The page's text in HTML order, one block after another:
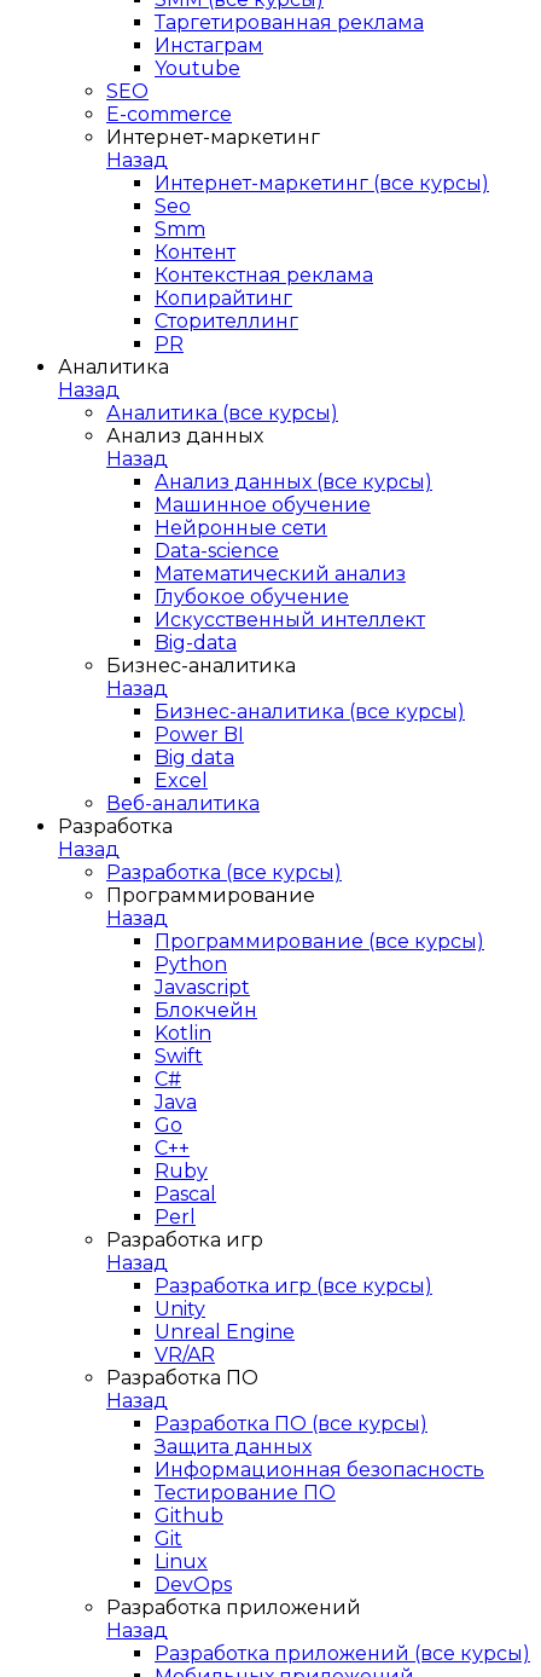
Таргетированная реклама
Инстаграм
Youtube
SEO
E-сommerce
Интернет-маркетинг
Назад
Интернет-маркетинг (все курсы)
Seo
Smm
Контент
Контекстная реклама
Копирайтинг
Сторителлинг
PR
Аналитика
Назад
Аналитика (все курсы)
Анализ данных
Назад
Анализ данных (все курсы)
Машинное обучение
Нейронные сети
Data-science
Математический анализ
Глубокое обучение
Искусственный интеллект
Big-data
Бизнес-аналитика
Назад
Бизнес-аналитика (все курсы)
Power BI
Big data
Excel
Веб-аналитика
Разработка
Назад
Разработка (все курсы)
Программирование
Назад
Программирование (все курсы)
Python
Javascript
Блокчейн
Kotlin
Swift
C#
Java
Go
C++
Ruby
Pascal
Perl
Разработка игр
Назад
Разработка игр (все курсы)
Unity
Unreal Engine
VR/AR
Разработка ПО
Назад
Разработка ПО (все курсы)
Защита данных
Информационная безопасность
Тестирование ПО
Github
Git
Linux
DevOps
Разработка приложений
Назад
Разработка приложений (все курсы)